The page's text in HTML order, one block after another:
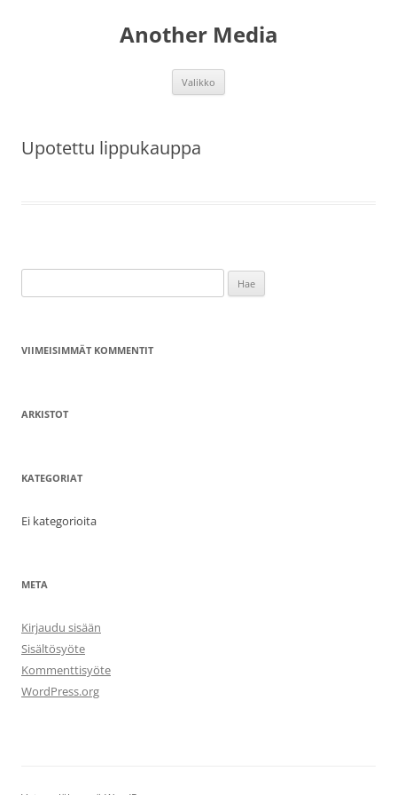
Another Media
Valikko
Upotettu lippukauppa
VIIMEISIMMÄT KOMMENTIT
ARKISTOT
KATEGORIAT
Ei kategorioita
META
Kirjaudu sisään
Sisältösyöte
Kommenttisyöte
WordPress.org